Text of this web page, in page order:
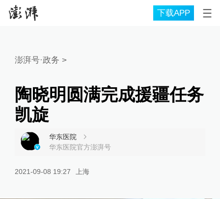
下载APP
澎湃号·政务 >
陶晓明圆满完成援疆任务
凯旋
华东医院
华东医院官方澎湃号
2021-09-08 19:27 上海